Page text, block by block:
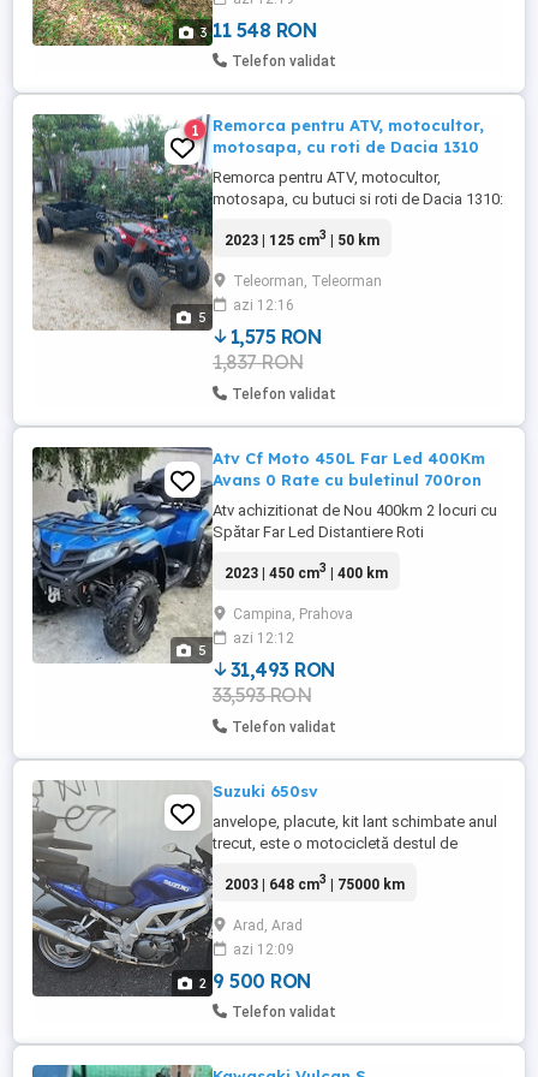
3 11 548 RON
Telefon validat
5
1
Remorca pentru ATV, motocultor,
motosapa, cu roti de Dacia 1310
Remorca pentru ATV, motocultor,
motosapa, cu butuci si roti de Dacia 1310:
2023 | 125 cm3 | 50 km
Teleorman, Teleorman
azi 12:16
1,575 RON
1,837 RON
Telefon validat
5
Atv Cf Moto 450L Far Led 400Km
Avans 0 Rate cu buletinul 700ron
Atv achizitionat de Nou 400km 2 locuri cu
Spătar Far Led Distantiere Roti
Bulbar față Nu este folosit! Nou! Rate cu
luni angajare ) 700ron rata lună Fără
Avans!!! Ofer transport gratuit!
2023 | 450 cm3 | 400 km
Campina, Prahova
azi 12:12
31,493 RON
33,593 RON
Telefon validat
2
Suzuki 650sv
anvelope, placute, kit lant schimbate anul
trecut, este o motocicletă destul de
2003 | 648 cm3 | 75000 km
Arad, Arad
azi 12:09
9 500 RON
Telefon validat